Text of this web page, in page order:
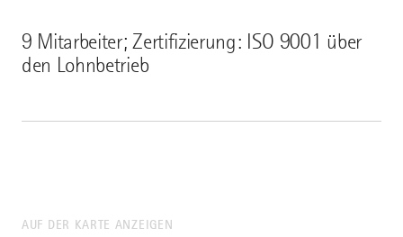
9 Mitarbeiter; Zertifizierung: ISO 9001 über
den Lohnbetrieb
AUF DER KARTE ANZEIGEN